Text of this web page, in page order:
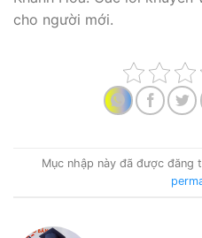
cho người mới.
Mục nhập này đã được đăng